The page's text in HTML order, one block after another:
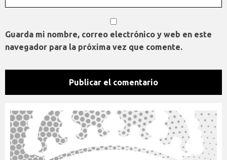
Guarda mi nombre, correo electrónico y web en este
navegador para la próxima vez que comente.